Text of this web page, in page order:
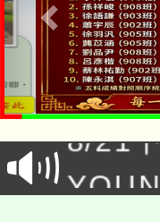
「本
場熱
8/21
徵才